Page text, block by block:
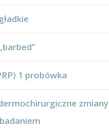
1 probówka
zmiany